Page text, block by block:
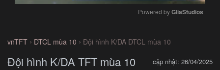
Powered by GliaStudios
vnTFT › DTCL mùa 10 › Đội hình K/DA DTCL mùa 10
Đội hình K/DA TFT mùa 10 cập nhật: 26/04/2025